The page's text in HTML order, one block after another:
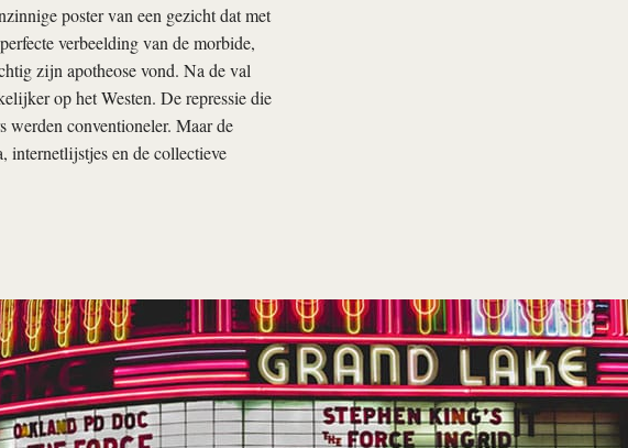
poster van een gezicht dat met
verbeelding van de morbide,
zijn apotheose vond. Na de val
op het Westen. De repressie die
werden conventioneler. Maar de
internetlijstjes en de collectieve